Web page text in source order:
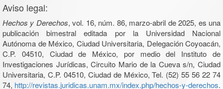
Aviso legal:
Hechos y Derechos, vol. 16, núm. 86, marzo-abril de 2025, es una
publicación bimestral editada por la Universidad Nacional
Autónoma de México, Ciudad Universitaria, Delegación Coyoacán,
C.P. 04510, Ciudad de México, por medio del Instituto de
Investigaciones Jurídicas, Circuito Mario de la Cueva s/n, Ciudad
Universitaria, C.P. 04510, Ciudad de México, Tel. (52) 55 56 22 74
74, http://revistas.juridicas.unam.mx/index.php/hechos-y-derechos.